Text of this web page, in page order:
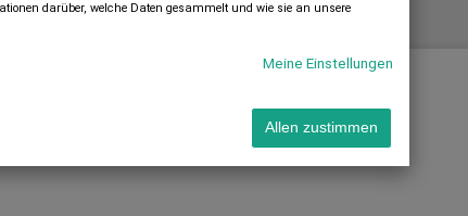
darüber, welche Daten gesammelt und wie sie an unsere
Meine Einstellungen
Allen zustimmen